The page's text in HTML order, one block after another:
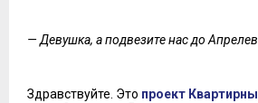
— Девушка, а подвезите нас до
Здравствуйте. Это проект